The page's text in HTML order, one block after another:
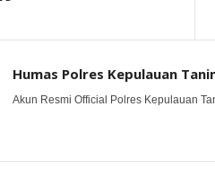
Humas Polres Kepulauan
Akun Resmi Official Polres Kepulauan